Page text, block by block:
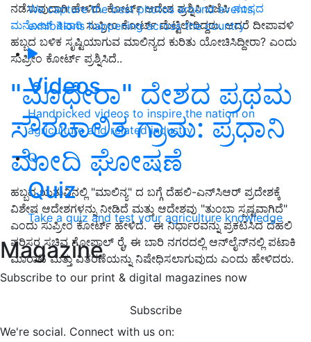
We capture the best photos around events,
exhibitions happening across the country
Videos
Handpicked videos to inspire the nation on
agriculture and related industry
Quiz
Take a quiz and test your agriculture knowledge
Magazine
Subscribe to our print & digital magazines now
Subscribe
We're social. Connect with us on:
ನಡೆಸುವುದಾಗಿ ಹೇಳಿದೆ. ಕೋರ್ಟ್‌ ಆದೇಶ ಪ್ರಶ್ನಿಸಿ ಬಿಜೆಪಿಸಂಸದ
ಮನೋಜ್ ತಿವಾರಿಸುಪ್ರೀಂ ಕೋರ್ಟ್ ಮೆಟ್ಟಿಲೇರಿದ್ದರು. ಆದರೆ ದೀಪಾವಳಿ
ಹಬ್ಬದ ಬಳಿಕ ಸೃಷ್ಟಿಯಾಗುವ ಮಾಲಿನ್ಯದ ಕುರಿತು ಯೋಚಿಸಿದ್ದೀರಾ? ಎಂದು
ಸುಪ್ರೀಂ ಕೋರ್ಟ್ ಪ್ರಶ್ನಿಸಿದೆ..
"ಮೊಧೇರಾ" ದೇಶದ ಪ್ರಥಮ
ಸೌರಚಾಲಿತ ಗ್ರಾಮ: ಪ್ರಧಾನಿ
ಮೋದಿ ಘೋಷಣೆ
ಹಬ್ಬದ ಋತುವಿನಲ್ಲಿ "ಮಾಲಿನ್ಯ" ದ ಬಗ್ಗೆ ದೆಹಲಿ-ಎನ್‌ಸಿಆರ್ ಪ್ರದೇಶಕ್ಕೆ
ವಿಶೇಷ ಆದೇಶಗಳನ್ನು ನೀಡಿದೆ ಮತ್ತು ಆದೇಶವು "ತುಂಬಾ ಸ್ಪಷ್ಟವಾಗಿದೆ"
ಎಂದು ಸುಪ್ರೀಂ ಕೋರ್ಟ್ ಹೇಳಿದೆ. ಈ ನಿರ್ಧಾರವನ್ನು ಪ್ರಕಟಿಸಿದ ದೆಹಲಿ
ಪರಿಸರ ಸಚಿವ ಗೋಪಾಲ್ ರೈ, ಈ ಬಾರಿ ನಗರದಲ್ಲಿ ಆನ್‌ಲೈನ್‌ನಲ್ಲಿ ಪಟಾಕಿ
ಮಾರಾಟ ಮತ್ತು ವಿತರಣೆಯನ್ನು ನಿಷೇಧಿಸಲಾಗುವುದು ಎಂದು ಹೇಳಿದರು.